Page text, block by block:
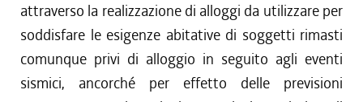
attraverso la realizzazione di alloggi da utilizzare per
soddisfare le esigenze abitative di soggetti rimasti
comunque privi di alloggio in seguito agli eventi
sismici, ancorché per effetto delle previsioni